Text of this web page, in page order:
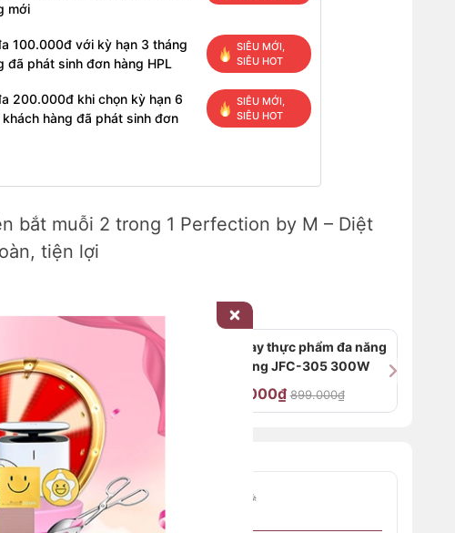
mới
100.000đ với kỳ hạn 3 tháng
đã phát sinh đơn hàng HPL
SIÊU MỚI,
SIÊU HOT
200.000đ khi chọn kỳ hạn 6
hàng đã phát sinh đơn
SIÊU MỚI,
SIÊU HOT
bắt muỗi 2 trong 1 Perfection by M – Diệt
tiện lợi
by M
1.590.000₫
Máy xay thực phẩm đa năng
Joyoung JFC-305 300W
690.000₫ 899.000₫
ƯU ĐÃI ĐẶC BIỆT – CHỈ CÓ TRÊN WEB 🎉